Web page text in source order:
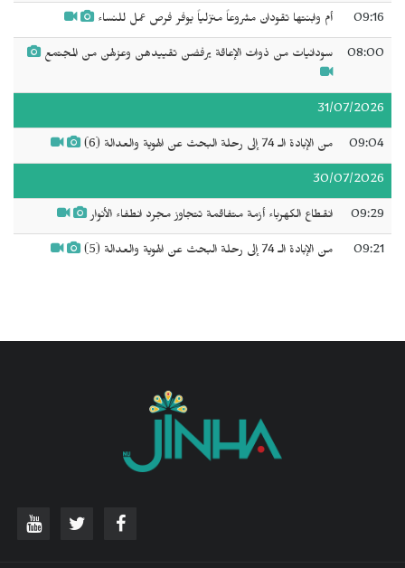
09:16 أم وابنتها تقودان مشروعاً منزلياً يوفر فرص عمل للنساء
08:00 سودانيات من ذوات الإعاقة يرفضن تقييدهن وعزلهن من المجتمع
31/07/2026
09:04 من الإبادة الـ 74 إلى رحلة البحث عن الهوية والعدالة (6)
30/07/2026
09:29 انقطاع الكهرباء أزمة متفاقمة تتجاوز مجرد انطفاء الأنوار
09:21 من الإبادة الـ 74 إلى رحلة البحث عن الهوية والعدالة (5)